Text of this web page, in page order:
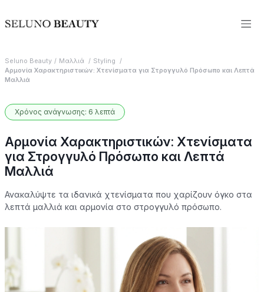
Seluno Beauty Μαλλιά
Styling
Αρμονία Χαρακτηριστικών: Χτενίσματα για Στρογγυλό Πρόσωπο και Λεπτά
Μαλλιά
Χρόνος ανάγνωσης: 6 λεπτά
Αρμονία Χαρακτηριστικών: Χτενίσματα
για Στρογγυλό Πρόσωπο και Λεπτά
Μαλλιά
Ανακαλύψτε τα ιδανικά χτενίσματα που χαρίζουν όγκο στα
λεπτά μαλλιά και αρμονία στο στρογγυλό πρόσωπο.